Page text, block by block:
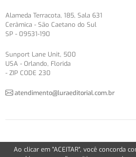
Alameda Terracota, 185, Sala 631
Cerâmica - São Caetano do Sul
SP - 09531-190
Sunport Lane Unit, 500
USA - Orlando, Florida
- ZIP CODE 230
atendimento@luraeditorial.com.br
© Copyright 2012-2026 -
Ao clicar em "ACEITAR", você concorda